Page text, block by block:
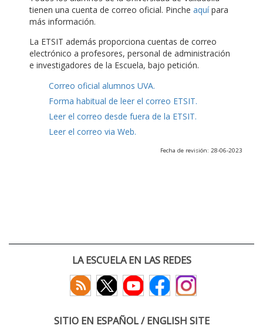
tienen una cuenta de correo oficial. Pinche aquípara
más información.
La ETSIT además proporciona cuentas de correo
electrónico a profesores, personal de administración
e investigadores de la Escuela, bajo petición.
Correo oficial alumnos UVA.
Forma habitual de leer el correo ETSIT.
Leer el correo desde fuera de la ETSIT.
Leer el correo via Web.
Fecha de revisión: 28-06-2023
LA ESCUELA EN LAS REDES
SITIO EN ESPAÑOL / ENGLISH SITE